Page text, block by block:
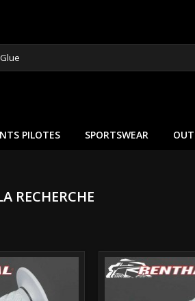
PILOTES SPORTSWEAR
RECHERCHE